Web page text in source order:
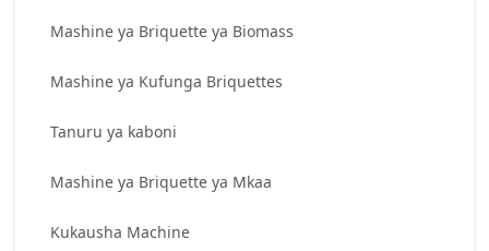
Mashine ya Briquette ya Biomass
Mashine ya Kufunga Briquettes
Tanuru ya kaboni
Mashine ya Briquette ya Mkaa
Kukausha Machine